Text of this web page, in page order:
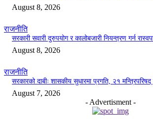
August 8, 2026
राजनीति
सरकारी सवारी दुरुपयोग र कालोबजारी नियन्त्रण गर्न
August 8, 2026
राजनीति
सरकारको दाबीः शासकीय सुधारमा प्रगति, २१
August 7, 2026
- Advertisment -